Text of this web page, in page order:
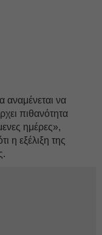
αναμένεται να
πιθανότητα
ημέρες»,
η εξέλιξη της